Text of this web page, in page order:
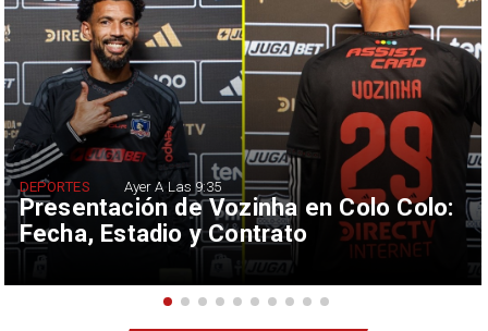
Presentación de Vozinha en Colo Colo:
Fecha, Estadio y Contrato
DEPORTES Ayer A Las 9:35